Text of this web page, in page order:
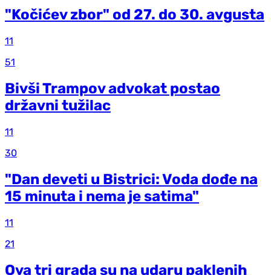
"Kočićev zbor" od 27. do 30. avgusta
11
51
Bivši Trampov advokat postao
državni tužilac
11
30
"Dan deveti u Bistrici: Voda dođe na
15 minuta i nema je satima"
11
21
Ova tri grada su na udaru paklenih